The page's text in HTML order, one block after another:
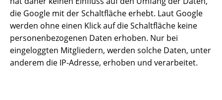
die Google mit der Schaltfläche erhebt. Laut Google
werden ohne einen Klick auf die Schaltfläche keine
personenbezogenen Daten erhoben. Nur bei
eingeloggten Mitgliedern, werden solche Daten, unter
anderem die IP-Adresse, erhoben und verarbeitet.